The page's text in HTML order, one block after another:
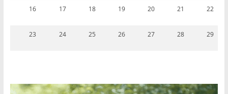
16 17 18 19 20 21 22
23 24 25 26 27 28 29